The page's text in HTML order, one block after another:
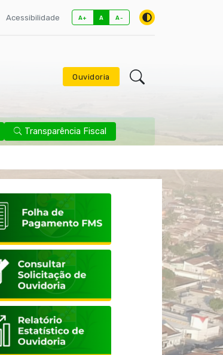
Acessibilidade A+ A A-
Ouvidoria
Transparência Fiscal